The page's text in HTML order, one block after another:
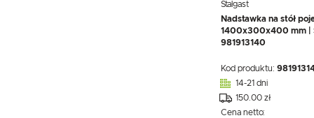
Stalgast
Nadstawka na stół
1400x300x400 mm |
981913140
Kod produktu:
14-21 dni
150.00 zł
Cena netto: